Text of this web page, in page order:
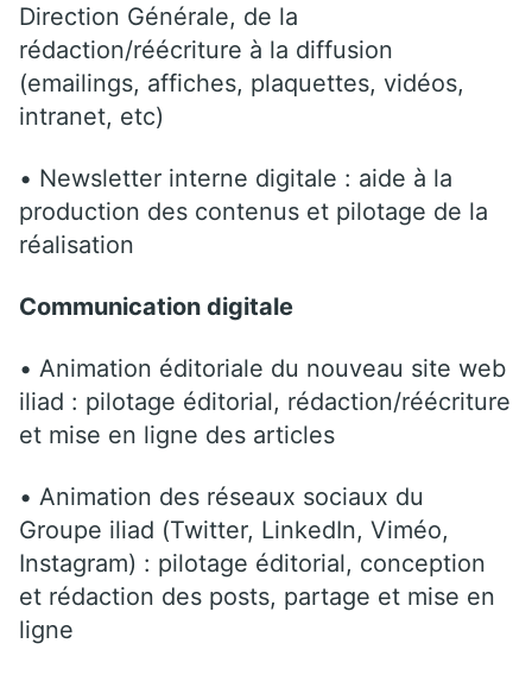
Direction Générale, de la
rédaction/réécriture à la diffusion
(emailings, affiches, plaquettes, vidéos,
intranet, etc)
• Newsletter interne digitale : aide à la
production des contenus et pilotage de la
réalisation
Communication digitale
• Animation éditoriale du nouveau site web
iliad : pilotage éditorial, rédaction/réécriture
et mise en ligne des articles
• Animation des réseaux sociaux du
Groupe iliad (Twitter, LinkedIn, Viméo,
Instagram) : pilotage éditorial, conception
et rédaction des posts, partage et mise en
ligne